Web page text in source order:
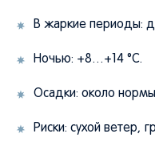
В жаркие периоды:
Ночью: +8…+14 °C.
Осадки: около
Риски: сухой ветер,